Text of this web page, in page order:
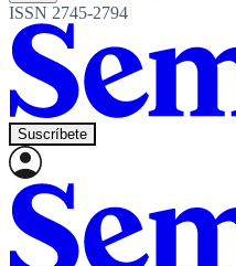
ISSN 2745-2794
Suscríbete